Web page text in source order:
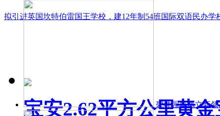
碧桂园凤凰立新领
拟引进英国坎特伯雷国王学校，建12年制54班国际双语民办学
宝安2.62平方公里黄